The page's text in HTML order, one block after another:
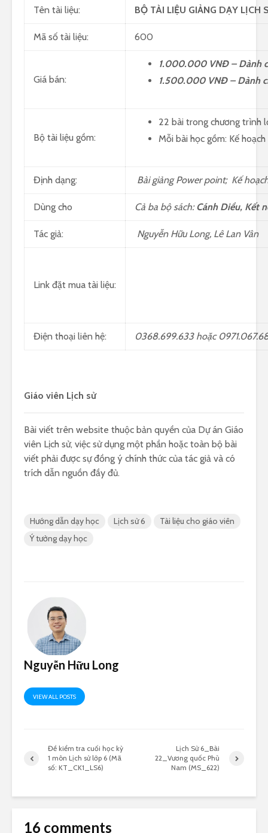
Tên tài liệu: BỘ TÀI LIỆU GIẢNG DẠY LỊCH
Mã số tài liệu: 600
Giá bán:
1.000.000 VNĐ – Dành
1.500.000 VNĐ – Dành
Bộ tài liệu gồm:
22 bài trong chương trình
Mỗi bài học gồm: Kế
Định dạng: Bài giảng Power point; Kế
Dùng cho Cả ba bộ sách:Cánh Diều, Kết
Tác giả: Nguyễn Hữu Long, Lê Lan Vân
Link đặt mua tài liệu:
Điện thoại liên hệ: 0368.699.633 hoặc
Giáo viên Lịch sử
Bài viết trên website thuộc bản quyền của Dự án Giáo
viên Lịch sử, việc sử dụng một phần hoặc toàn bộ bài
viết phải được sự đồng ý chính thức của tác giả và có
trích dẫn nguồn đầy đủ.
Hướng dẫn dạy học Lịch sử 6
Tài liệu cho giáo viên
Ý tưởng dạy học
Nguyễn Hữu Long
VIEW ALL POSTS
Đề kiểm tra cuối học kỳ
1 môn Lịch sử lớp 6 (Mã
số: KT_CK1_LS6)
Lịch Sử 6_Bài
22_Vương quốc Phù
Nam (MS_622)
16 comments